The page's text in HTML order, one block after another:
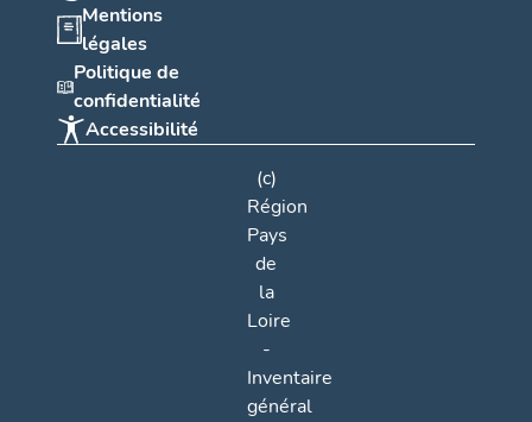
Mentions
légales
Politique de
confidentialité
Accessibilité
(c)
Région
Pays
de
la
Loire
-
Inventaire
général